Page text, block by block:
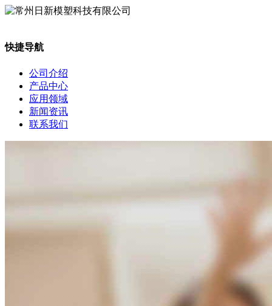
快捷导航
公司介绍
产品中心
应用领域
新闻资讯
联系我们